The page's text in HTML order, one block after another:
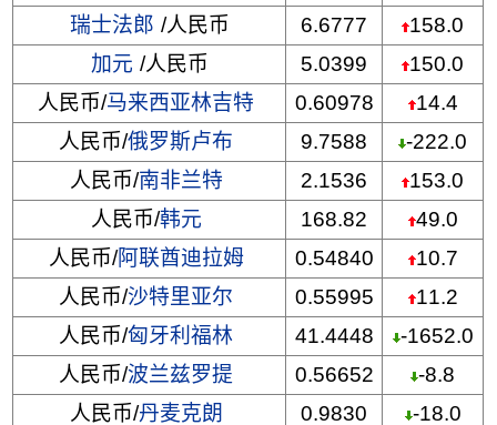
瑞士法郎 /人民币 6.6777
158.0
加元 /人民币 5.0399
150.0
人民币/马来西亚林吉特 0.60978
14.4
人民币/俄罗斯卢布 9.7588
-222.0
人民币/南非兰特 2.1536
153.0
人民币/韩元 168.82
49.0
人民币/阿联酋迪拉姆 0.54840
10.7
人民币/沙特里亚尔 0.55995
11.2
人民币/匈牙利福林 41.4448
-1652.0
人民币/波兰兹罗提 0.56652
-8.8
人民币/丹麦克朗 0.9830
-18.0